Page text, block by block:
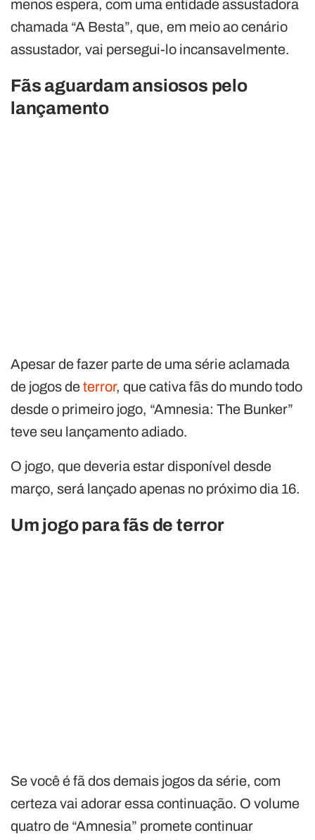
menos espera, com uma entidade assustadora
chamada “A Besta”, que, em meio ao cenário
assustador, vai persegui-lo incansavelmente.
Fãs aguardam ansiosos pelo
lançamento
Apesar de fazer parte de uma série aclamada
de jogos deterror, que cativa fãs do mundo todo
desde o primeiro jogo, “Amnesia: The Bunker”
teve seu lançamento adiado.
O jogo, que deveria estar disponível desde
março, será lançado apenas no próximo dia 16.
Um jogo para fãs de terror
Se você é fã dos demais jogos da série, com
certeza vai adorar essa continuação. O volume
quatro de “Amnesia” promete continuar